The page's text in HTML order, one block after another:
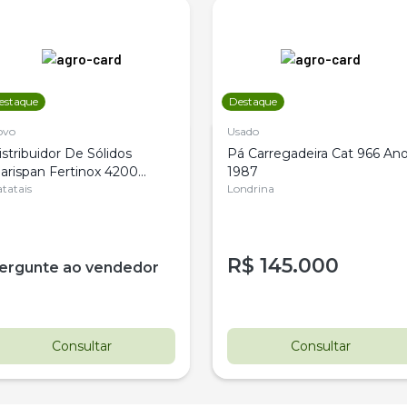
De Sólidos
Fertinox 4200
ao vendedor
Consultar
Destaque
Usado
Pá Carregadeira Cat 966
1987
Londrina
R$ 145.000
Consultar